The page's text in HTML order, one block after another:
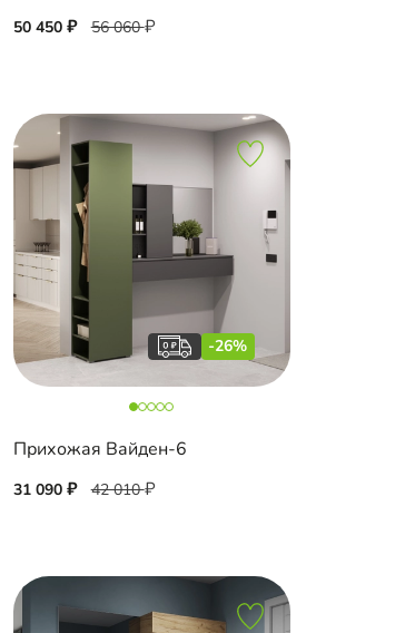
50 450 56 060
-26%
Прихожая Вайден-6
31 090 42 010